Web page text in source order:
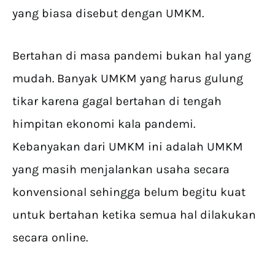
yang biasa disebut dengan UMKM.
Bertahan di masa pandemi bukan hal yang
mudah. Banyak UMKM yang harus gulung
tikar karena gagal bertahan di tengah
himpitan ekonomi kala pandemi.
Kebanyakan dari UMKM ini adalah UMKM
yang masih menjalankan usaha secara
konvensional sehingga belum begitu kuat
untuk bertahan ketika semua hal dilakukan
secara online.